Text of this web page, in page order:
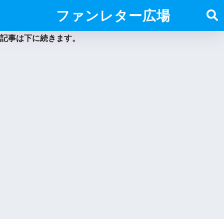
ファンレター広場
記事は下に続きます。